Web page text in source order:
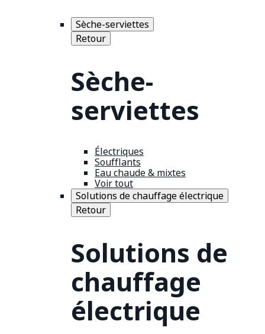
Sèche-serviettes
Retour
Sèche-
serviettes
Électriques
Soufflants
Eau chaude & mixtes
Voir tout
Solutions de chauffage électrique
Retour
Solutions de
chauffage
électrique